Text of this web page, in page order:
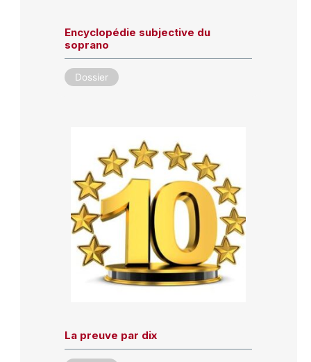
Encyclopédie subjective du
soprano
Dossier
La preuve par dix